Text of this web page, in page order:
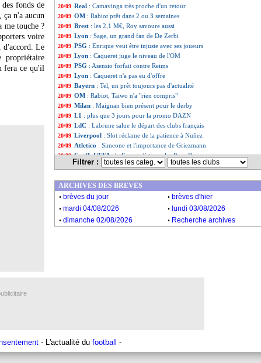
fonds de
ça n'a aucun
me touche ?
voire
d'accord. Le
fera ce qu'il
20/09 Real : Camavinga très proche d'un retour
20/09 OM : Rabiot prêt dans 2 ou 3 semaines
20/09 Brest : les 2,1 M€, Roy savoure aussi
20/09 Lyon : Sage, un grand fan de De Zerbi
20/09 PSG : Enrique veut être injuste avec ses joueurs
20/09 Lyon : Caqueret juge le niveau de l'OM
20/09 PSG : Asensio forfait contre Reims
20/09 Lyon : Caqueret n'a pas eu d'offre
20/09 Bayern : Tel, un prêt toujours pas d'actualité
20/09 OM : Rabiot, Taiwo n'a "rien compris"
20/09 Milan : Maignan bien présent pour le derby
20/09 L1 : plus que 3 jours pour la promo DAZN
20/09 LdC : Labrune salue le départ des clubs français
20/09 Liverpool : Slot réclame de la patience à Nuñez
20/09 Atletico : Simeone et l'importance de Griezmann
20/09 Coeff. UEFA: la France distance les Pays-Bas
Monaco : El Aynaoui a digéré son transfert raté
20/09 Nantes: le club racheté par Alexander-Arnold ?
20/09 Monaco: Hütter félicite Akliouche
Monaco: C. Henrique - "un Monaco très fort"
20/09 Arsenal: penalty, Raya s'estime chanceux
Filtrer :
ARCHIVES DES BREVES
. brèves du jour . brèves d'hier
. mardi 04/08/2026 . lundi 03/08/2026
. dimanche 02/08/2026 . Recherche archives
- L'actualité du football -